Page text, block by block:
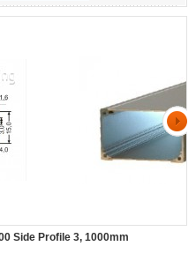
Side Profile 3, 1000mm